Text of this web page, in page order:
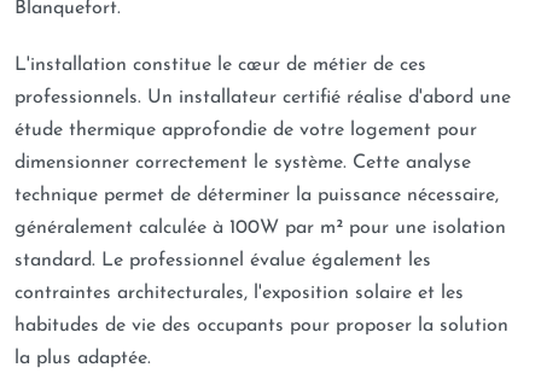
Blanquefort.
L'installation constitue le cœur de métier de ces
professionnels. Un installateur certifié réalise d'abord une
étude thermique approfondie de votre logement pour
dimensionner correctement le système. Cette analyse
technique permet de déterminer la puissance nécessaire,
généralement calculée à 100W par m² pour une isolation
standard. Le professionnel évalue également les
contraintes architecturales, l'exposition solaire et les
habitudes de vie des occupants pour proposer la solution
la plus adaptée.